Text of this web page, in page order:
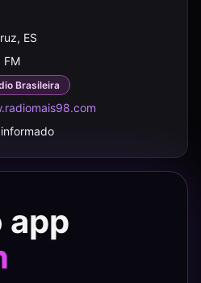
ES
FM
Brasileira
app